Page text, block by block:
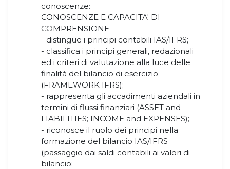
conoscenze:
CONOSCENZE E CAPACITA' DI
COMPRENSIONE
- distingue i principi contabili IAS/IFRS;
- classifica i principi generali, redazionali
ed i criteri di valutazione alla luce delle
finalità del bilancio di esercizio
(FRAMEWORK IFRS);
- rappresenta gli accadimenti aziendali in
termini di flussi finanziari (ASSET and
LIABILITIES; INCOME and EXPENSES);
- riconosce il ruolo dei principi nella
formazione del bilancio IAS/IFRS
(passaggio dai saldi contabili ai valori di
bilancio;